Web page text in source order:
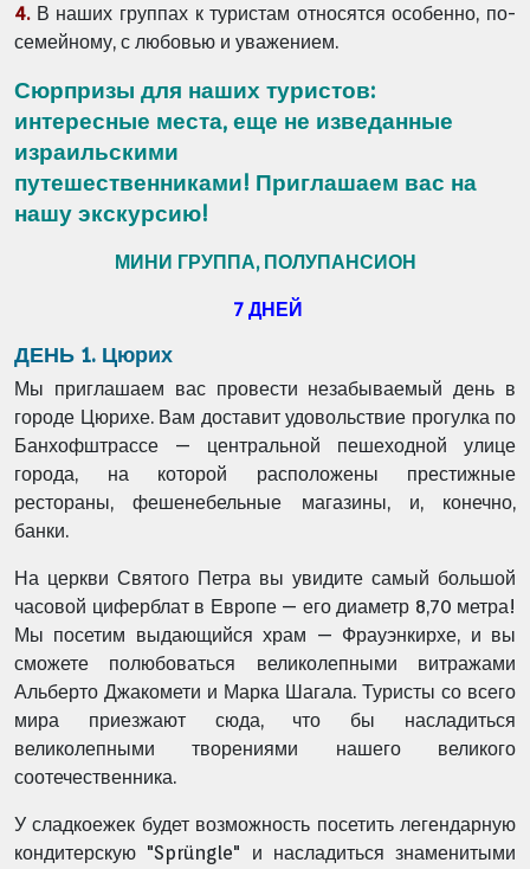
4.В наших группах к туристам относятся особенно, по-
семейному, с любовью и уважением.
Сюрпризы для наших туристов:
интересные места, еще не изведанные
израильскими
путешественниками! Приглашаем вас на
нашу экскурсию!
МИНИ ГРУППА, ПОЛУПАНСИОН
7 ДНЕЙ
ДЕНЬ 1. Цюрих
Мы приглашаем вас провести незабываемый день в
городе Цюрихе. Вам доставит удовольствие прогулка по
Банхофштрассе — центральной пешеходной улице
города, на которой расположены престижные
рестораны, фешенебельные магазины, и, конечно,
банки.
На церкви Святого Петра вы увидите самый большой
часовой циферблат в Европе — его диаметр 8,70 метра!
Мы посетим выдающийся храм — Фрауэнкирхе, и вы
сможете полюбоваться великолепными витражами
Альберто Джакомети и Марка Шагала. Туристы со всего
мира приезжают сюда, что бы насладиться
великолепными творениями нашего великого
соотечественника.
У сладкоежек будет возможность посетить легендарную
кондитерскую "Sprüngle" и насладиться знаменитыми